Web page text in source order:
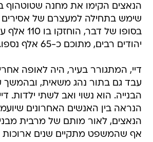
שימש בתחילה למעצרם של אסירים
בסופו של דבר,
יהודים רבים, מתוכם כ-65 אלף נספו.
דיי, המתגורר בעיר, היה לאופה
עבד גם בתור נהג משאית, ובהמשך
הבנייה. הוא נשוי ואב לשתי ילדות.
הנראה בין האנשים האחרונים
הנאצים, לאור מותם של מרבית
אף שהמשפט מתקיים שנים